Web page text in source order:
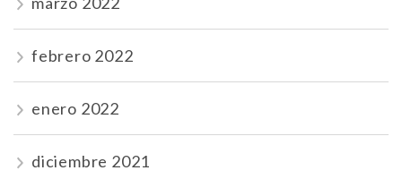
febrero 2022
enero 2022
diciembre 2021